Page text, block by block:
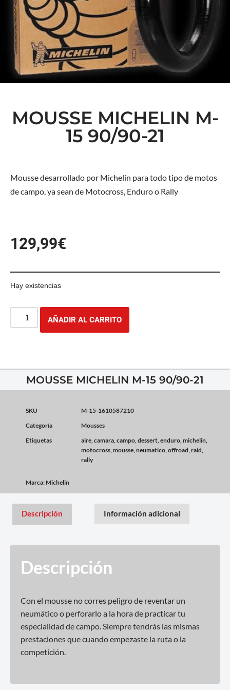
MOUSSE MICHELIN M-
15 90/90-21
Mousse desarrollado por Michelín para todo tipo de motos
de campo, ya sean de Motocross, Enduro o Rally
129,99€
Hay existencias
AÑADIR AL CARRITO
MOUSSE MICHELIN M-15 90/90-21
SKU
M-15-1610587210
Categoría
Mousses
Etiquetas
aire,camara,campo,dessert,enduro,michelin,
motocross,mousse,neumatico,offroad,raid,
rally
Marca: Michelin
Descripción Información adicional
Descripción
Con el mousse no corres peligro de reventar un
neumático o perforarlo a la hora de practicar tu
especialidad de campo. Siempre tendrás las mismas
prestaciones que cuando empezaste la ruta o la
competición.